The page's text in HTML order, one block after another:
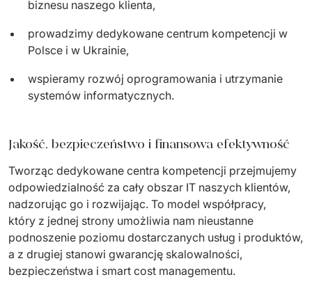
Systemy wspomagania decyzji (DSS)
Systemy Zarządzania Treścią (CMS)
System Rejestracji Czasu Pracy (EOSIC)
biznesu naszego klienta,
prowadzimy dedykowane centrum kompetencji w
Polsce i w Ukrainie,
wspieramy rozwój oprogramowania i utrzymanie
systemów informatycznych.
Jakość, bezpieczeństwo i finansowa efektywność
Tworząc dedykowane centra kompetencji przejmujemy
odpowiedzialność za cały obszar IT naszych klientów,
nadzorując go i rozwijając. To model współpracy,
który z jednej strony umożliwia nam nieustanne
podnoszenie poziomu dostarczanych usług i produktów,
a z drugiej stanowi gwarancję skalowalności,
bezpieczeństwa i smart cost managementu.